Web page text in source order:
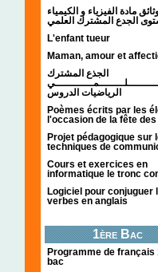
مادة الفيزياء و الكيمياء
L'enfant tueur
Maman, amour et
الجذع المشترك
الرياضيات الدروس
Poèmes écrits par les
l'occasion de la fête
Projet pédagogique sur
techniques de
Cours et exercices en
informatique le tronc
Logiciel pour conjuguer
verbes en anglais
1ère Bac
Programme de français
bac